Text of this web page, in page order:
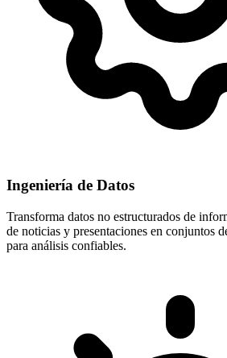
Ingeniería de Datos
Transforma datos no estructurados de
de noticias y presentaciones en conjuntos
para análisis confiables.